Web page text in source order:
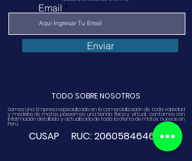
Email
Enviar
TODO SOBRE NOSOTROS
Somos Una Empresa especializado en la comercialización de toda variedad
y modelos de motos, poseemos una tienda física y virtual. contamos con
información detallada y actualizada de toda la oferta de motos nuevas en
Perú.
CUSAP RUC:20605846468